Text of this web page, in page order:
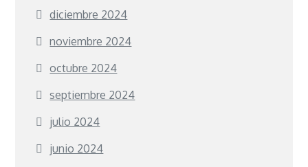
diciembre 2024
noviembre 2024
octubre 2024
septiembre 2024
julio 2024
junio 2024